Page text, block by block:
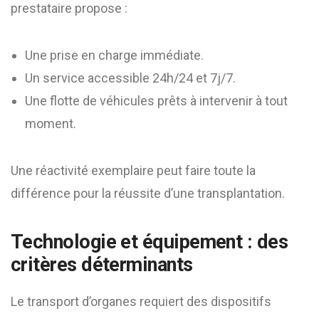
prestataire propose :
Une prise en charge immédiate.
Un service accessible 24h/24 et 7j/7.
Une flotte de véhicules prêts à intervenir à tout
moment.
Une réactivité exemplaire peut faire toute la
différence pour la réussite d’une transplantation.
Technologie et équipement : des
critères déterminants
Le transport d’organes requiert des dispositifs